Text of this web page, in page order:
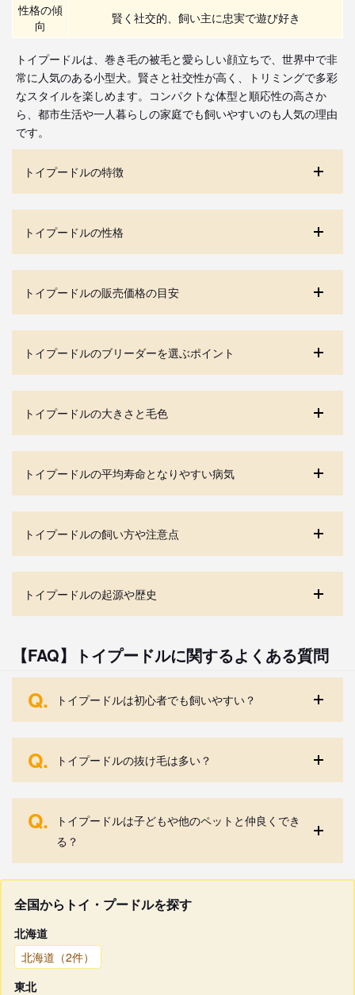
性格の傾
向
賢く社交的、飼い主に忠実で遊び好き
トイプードルは、巻き毛の被毛と愛らしい顔立ちで、世界中で非
常に人気のある小型犬。賢さと社交性が高く、トリミングで多彩
なスタイルを楽しめます。コンパクトな体型と順応性の高さか
ら、都市生活や一人暮らしの家庭でも飼いやすいのも人気の理由
です。
トイプードルの特徴
トイプードルの性格
トイプードルの販売価格の目安
トイプードルのブリーダーを選ぶポイント
トイプードルの大きさと毛色
トイプードルの平均寿命となりやすい病気
トイプードルの飼い方や注意点
トイプードルの起源や歴史
【FAQ】トイプードルに関するよくある質問
Q. トイプードルは初心者でも飼いやすい？
Q. トイプードルの抜け毛は多い？
Q.
トイプードルは子どもや他のペットと仲良くでき
る？
全国からトイ・プードルを探す
北海道
北海道（2件）
東北